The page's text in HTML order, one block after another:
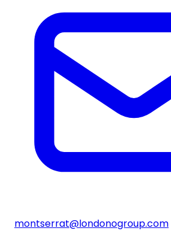
montserrat@londonogroup.com